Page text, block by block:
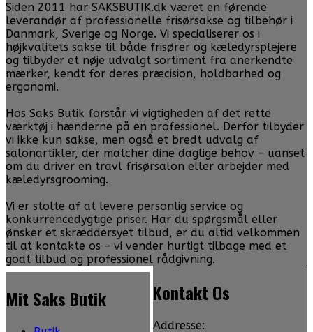
Siden 2011 har SAKSBUTIK.dk været en førende
leverandør af professionelle frisørsakse og tilbehør i
Danmark, Sverige og Norge. Vi specialiserer os i
højkvalitets sakse til både frisører og kæledyrsplejere
og tilbyder et nøje udvalgt sortiment fra anerkendte
mærker, kendt for deres præcision, holdbarhed og
ergonomi.
Hos Saks Butik forstår vi vigtigheden af det rette
værktøj i hænderne på en professionel. Derfor tilbyder
vi ikke kun sakse, men også et bredt udvalg af
salonartikler, der matcher dine daglige behov – uanset
om du driver en travl frisørsalon eller arbejder med
kæledyrsgrooming.
Vi er stolte af at levere personlig service og
konkurrencedygtige priser. Har du spørgsmål eller
ønsker et skræddersyet tilbud, er du altid velkommen
til at kontakte os – vi vender hurtigt tilbage med et
godt tilbud og professionel rådgivning.
Mit Saks Butik Kontakt Os
Addresse: